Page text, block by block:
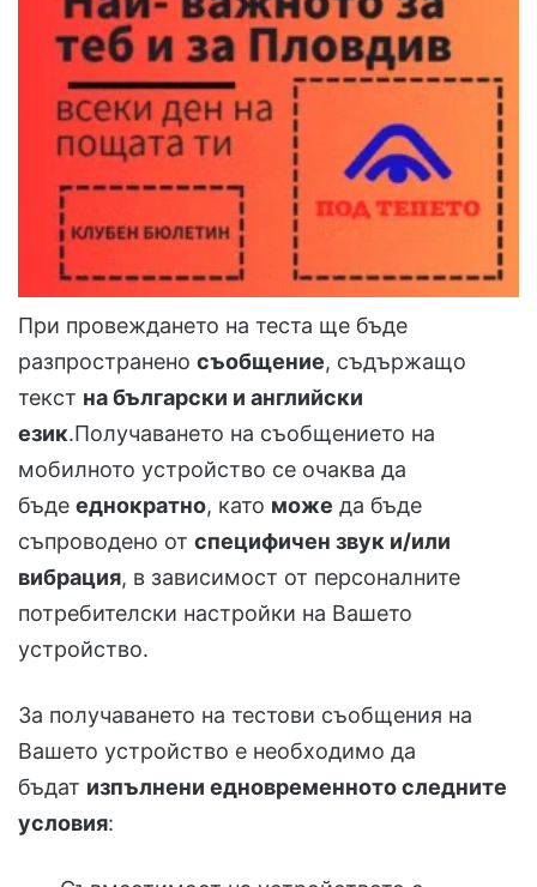
При провеждането на теста ще бъде
разпространено съобщение, съдържащо
текст на български и английски
език.Получаването на съобщението на
мобилното устройство се очаква да
бъде еднократно, като може да бъде
съпроводено от специфичен звук и/или
вибрация, в зависимост от персоналните
потребителски настройки на Вашето
устройство.
За получаването на тестови съобщения на
Вашето устройство е необходимо да
бъдат изпълнени едновременното следните
условия: